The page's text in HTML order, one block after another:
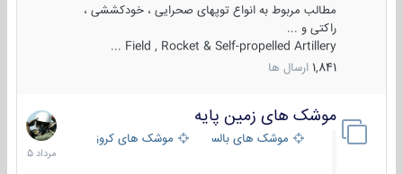
مطالب مربوط به انواع توپهای صحرایی ، خودکششی ،
راکتی و ...
Field , Rocket & Self-propelled Artillery ...
1,841 ارسال ها
موشک های زمین پایه
موشک های بالستیک موشک های کروز
2
مرداد
1405